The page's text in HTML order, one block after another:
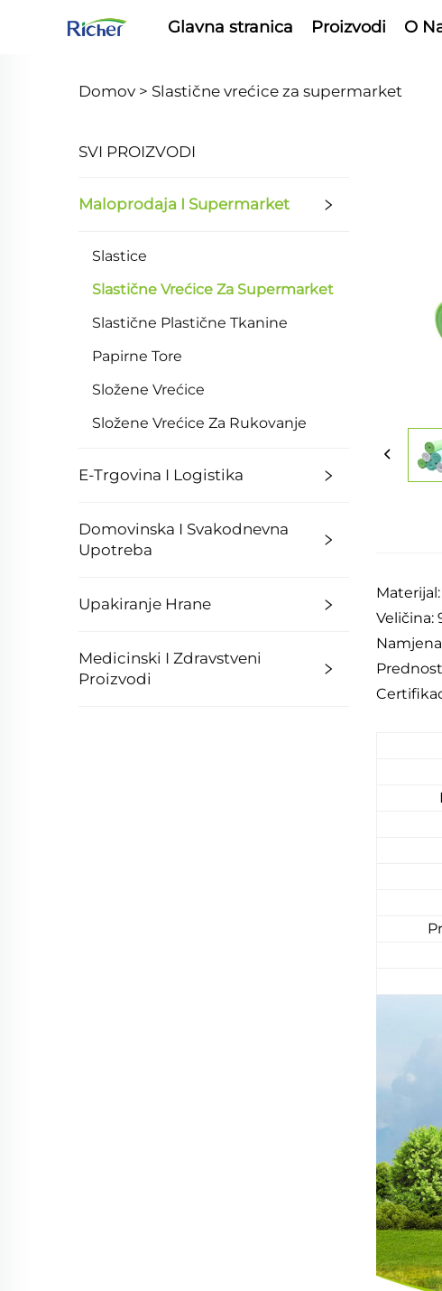
Glavna stranica Proizvodi O
Domov > Slastične vrećice za supermarket
SVI PROIZVODI
Maloprodaja I Supermarket
Slastice
Slastične Vrećice Za Supermarket
Slastične Plastične Tkanine
Papirne Tore
Složene Vrećice
Složene Vrećice Za Rukovanje
E-Trgovina I Logistika
Domovinska I Svakodnevna
Upotreba
Upakiranje Hrane
Medicinski I Zdravstveni
Proizvodi
Veličina: